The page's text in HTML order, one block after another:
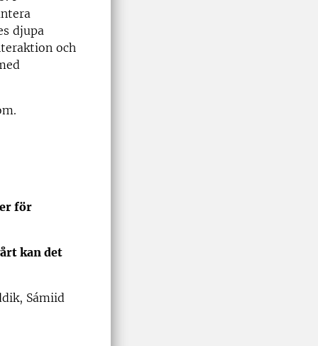
djupa
och
för
kan det
Sámiid